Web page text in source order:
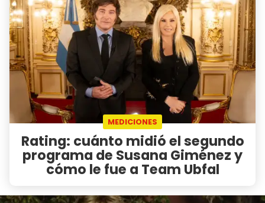
MEDICIONES
Rating: cuánto midió el segundo
programa de Susana Giménez y
cómo le fue a Team Ubfal